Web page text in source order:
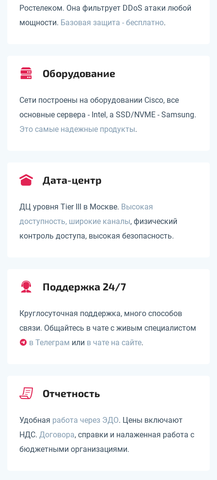
Ростелеком. Она фильтрует DDoS атаки любой
мощности. Базовая защита - бесплатно.
Оборудование
Сети построены на оборудовании Cisco, все
основные сервера - Intel, а SSD/NVME - Samsung.
Это самые надежные продукты.
Дата-центр
ДЦ уровня Tier III в Москве. Высокая
доступность, широкие каналы, физический
контроль доступа, высокая безопасность.
Поддержка 24/7
Круглосуточная поддержка, много способов
связи. Общайтесь в чате с живым специалистом
в Телеграм или в чате на сайте.
Отчетность
Удобная работа через ЭДО. Цены включают
НДС. Договора, справки и налаженная работа с
бюджетными организациями.